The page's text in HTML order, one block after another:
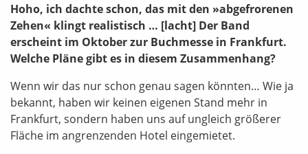
Hoho, ich dachte schon, das mit den »abgefrorenen
Zehen« klingt realistisch … [lacht] Der Band
erscheint im Oktober zur Buchmesse in Frankfurt.
Welche Pläne gibt es in diesem Zusammenhang?
Wenn wir das nur schon genau sagen könnten… Wie ja
bekannt, haben wir keinen eigenen Stand mehr in
Frankfurt, sondern haben uns auf ungleich größerer
Fläche im angrenzenden Hotel eingemietet.